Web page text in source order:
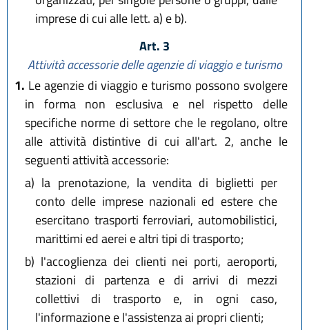
imprese di cui alle lett. a) e b).
Art. 3
Attività accessorie delle agenzie di viaggio e turismo
1. Le agenzie di viaggio e turismo possono svolgere
in forma non esclusiva e nel rispetto delle
specifiche norme di settore che le regolano, oltre
alle attività distintive di cui all'art. 2, anche le
seguenti attività accessorie:
a) la prenotazione, la vendita di biglietti per
conto delle imprese nazionali ed estere che
esercitano trasporti ferroviari, automobilistici,
marittimi ed aerei e altri tipi di trasporto;
b) l'accoglienza dei clienti nei porti, aeroporti,
stazioni di partenza e di arrivi di mezzi
collettivi di trasporto e, in ogni caso,
l'informazione e l'assistenza ai propri clienti;